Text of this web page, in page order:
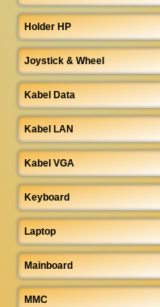
Holder HP
Joystick & Wheel
Kabel Data
Kabel LAN
Kabel VGA
Keyboard
Laptop
Mainboard
MMC